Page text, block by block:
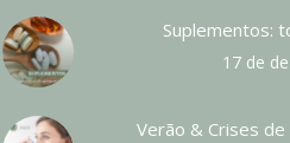
Suplementos:
17 de
Verão & Crises de